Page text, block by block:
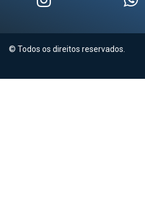
© Todos os direitos reservados.